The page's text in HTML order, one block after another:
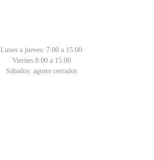
Lunes a jueves: 7:00 a 15:00
Viernes 8:00 a 15:00
Sábados: agosto cerrados